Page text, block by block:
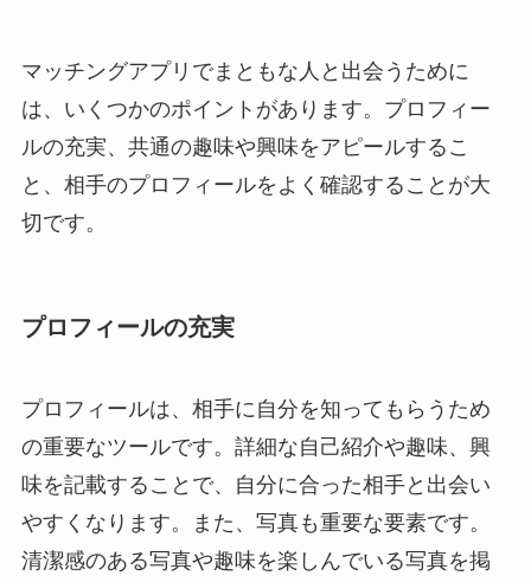
マッチングアプリでまともな人と出会うために
は、いくつかのポイントがあります。プロフィー
ルの充実、共通の趣味や興味をアピールするこ
と、相手のプロフィールをよく確認することが大
切です。
プロフィールの充実
プロフィールは、相手に自分を知ってもらうため
の重要なツールです。詳細な自己紹介や趣味、興
味を記載することで、自分に合った相手と出会い
やすくなります。また、写真も重要な要素です。
清潔感のある写真や趣味を楽しんでいる写真を掲